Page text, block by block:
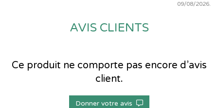
09/08/2026.
AVIS CLIENTS
Ce produit ne comporte pas encore d’avis
client.
Donner votre avis